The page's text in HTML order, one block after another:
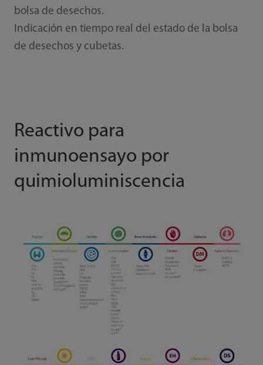
bolsa de desechos.
Indicación en tiempo real del estado de la bolsa
de desechos y cubetas.
Reactivo para
inmunoensayo por
quimioluminiscencia